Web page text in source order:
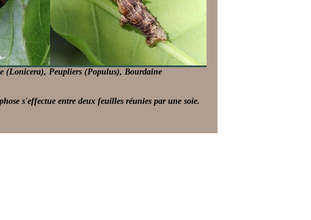
(Lonicera), Peupliers (Populus), Bourdaine
s'effectue entre deux feuilles réunies par une soie.